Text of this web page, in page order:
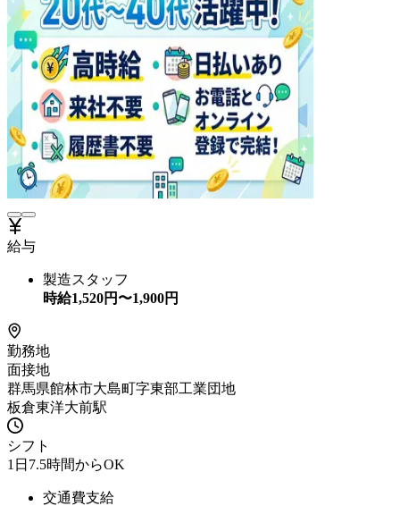
給与
製造スタッフ
時給1,520円〜1,900円
勤務地
面接地
群馬県館林市大島町字東部工業団地
板倉東洋大前駅
シフト
1日7.5時間からOK
交通費支給